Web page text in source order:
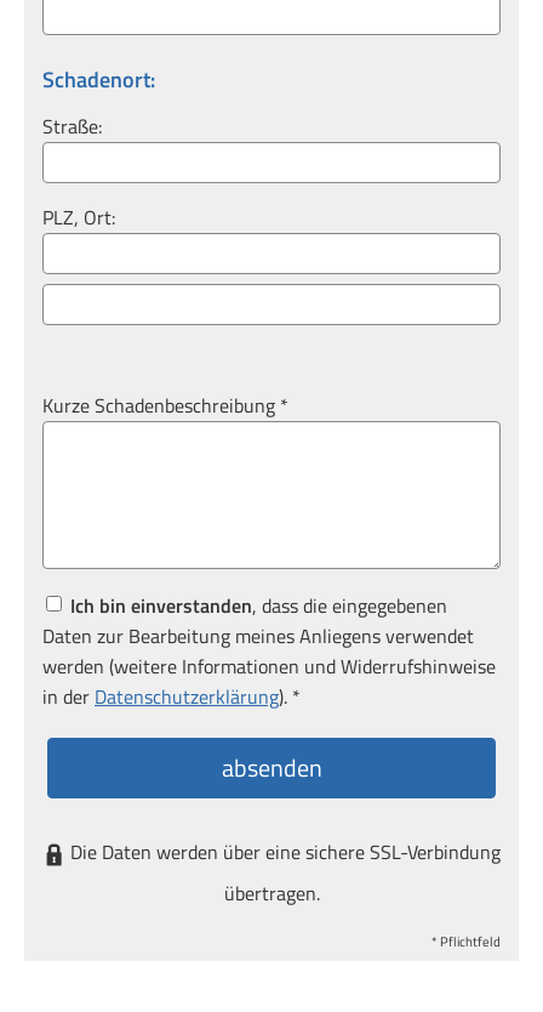
Schadenort:
Straße:
PLZ, Ort:
Kurze Schadenbeschreibung *
Ich bin einverstanden, dass die eingegebenen
Daten zur Bearbeitung meines Anliegens verwendet
werden (weitere Informationen und Widerrufshinweise
in der Datenschutzerklärung). *
absenden
Die Daten werden über eine sichere SSL-Verbindung
übertragen.
* Pflichtfeld